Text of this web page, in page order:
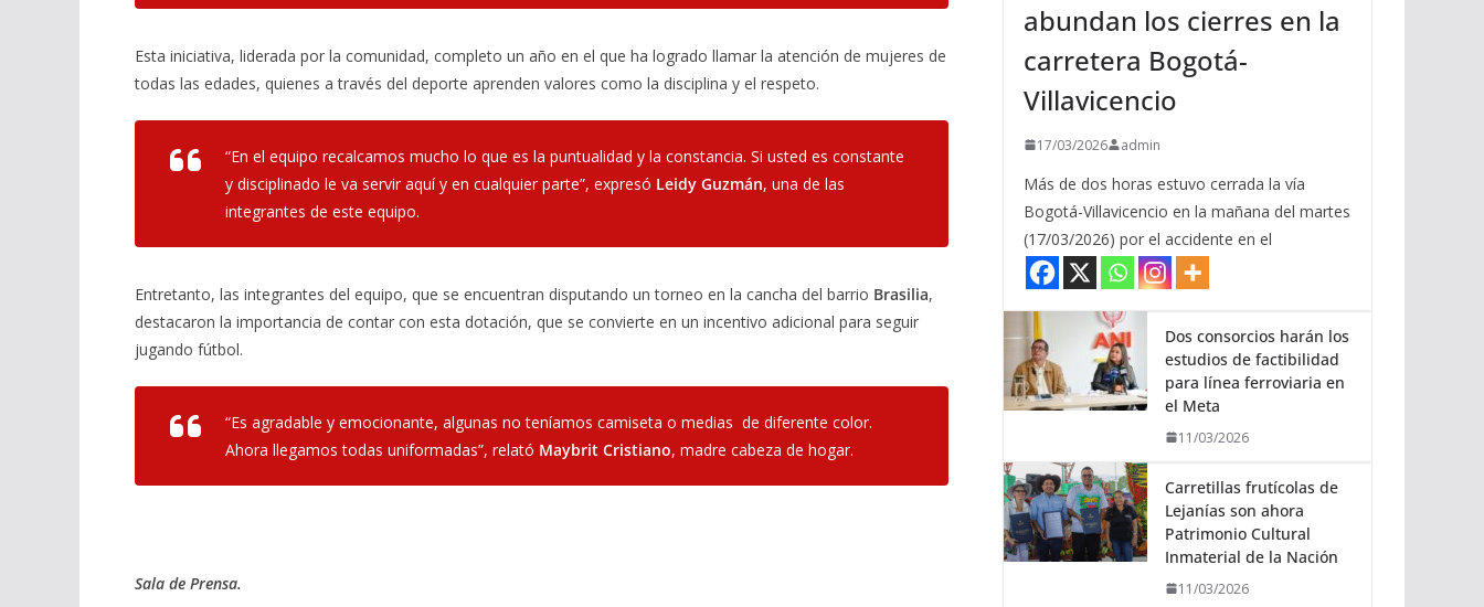
Esta iniciativa, liderada por la comunidad, completo un año en el que ha logrado llamar la atención de mujeres de
todas las edades, quienes a través del deporte aprenden valores como la disciplina y el respeto.
“En el equipo recalcamos mucho lo que es la puntualidad y la constancia. Si usted es constante
y disciplinado le va servir aquí y en cualquier parte”, expresó Leidy Guzmán, una de las
integrantes de este equipo.
Entretanto, las integrantes del equipo, que se encuentran disputando un torneo en la cancha del barrio Brasilia,
destacaron la importancia de contar con esta dotación, que se convierte en un incentivo adicional para seguir
jugando fútbol.
“Es agradable y emocionante, algunas no teníamos camiseta o medias de diferente color.
Ahora llegamos todas uniformadas”, relató Maybrit Cristiano, madre cabeza de hogar.
Sala de Prensa.
abundan los cierres en la
carretera Bogotá-
Villavicencio
17/03/2026 admin
Más de dos horas estuvo cerrada la vía
Bogotá-Villavicencio en la mañana del martes
(17/03/2026) por el accidente en el
Dos consorcios harán los
estudios de factibilidad
para línea ferroviaria en
el Meta
11/03/2026
Carretillas frutícolas de
Lejanías son ahora
Patrimonio Cultural
Inmaterial de la Nación
11/03/2026